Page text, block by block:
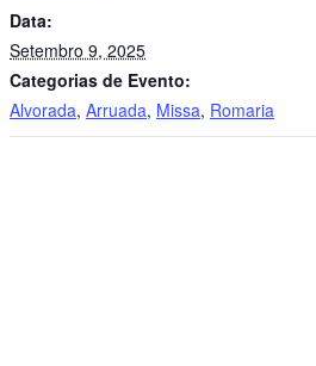
Data:
Setembro 9, 2025
Categorias de Evento:
Alvorada, Arruada, Missa, Romaria